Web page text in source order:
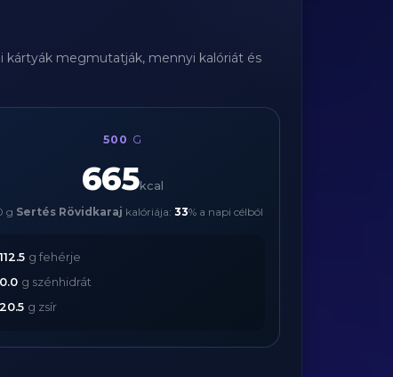
kártyák megmutatják, mennyi kalóriát és
500 G
665kcal
g Sertés Rövidkaraj kalóriája: 33% a napi célból
112.5 g fehérje
0.0 g szénhidrát
20.5 g zsír